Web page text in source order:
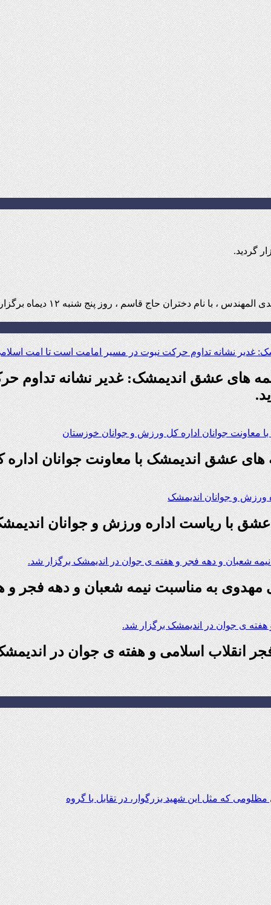
گردید.
نام دختران حاج قاسم ، روز پنج شنبه ۱۲ دیماه برگزار گردید.
های عشق اندیمشک: غدیر نشانه تداوم
عشق اندیمشک با معاونت جوانان
با ریاست اداره ورزش و جوانان
مهدوی به مناسبت نیمه شعبان و دهه فجر
اسلامی و هفته ی جوان در
که مثل این شهید بزرگوار، در تقابل با گروه